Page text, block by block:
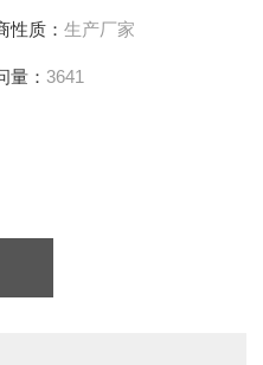
性质： 生产厂家
量： 3641